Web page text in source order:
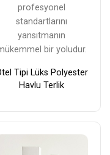
profesyonel
standartlarını
yansıtmanın
bir yoludur.
Tipi Lüks Polyester
Havlu Terlik